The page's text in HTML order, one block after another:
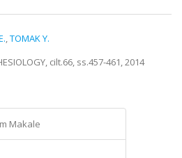
,TOMAK Y.
cilt.66, ss.457-461, 2014
Makale